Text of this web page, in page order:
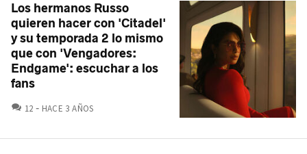
Los hermanos Russo
quieren hacer con 'Citadel'
y su temporada 2 lo mismo
que con 'Vengadores:
Endgame': escuchar a los
fans
12 COMENTARIOS
HACE 3 AÑOS